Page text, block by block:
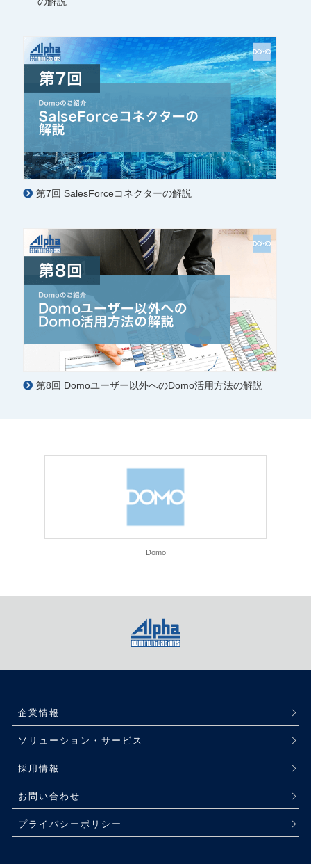
第7回 SalesForceコネクターの解説
第8回 Domoユーザー以外へのDomo活用方法の解説
Domo
企業情報
ソリューション・サービス
採用情報
お問い合わせ
プライバシーポリシー